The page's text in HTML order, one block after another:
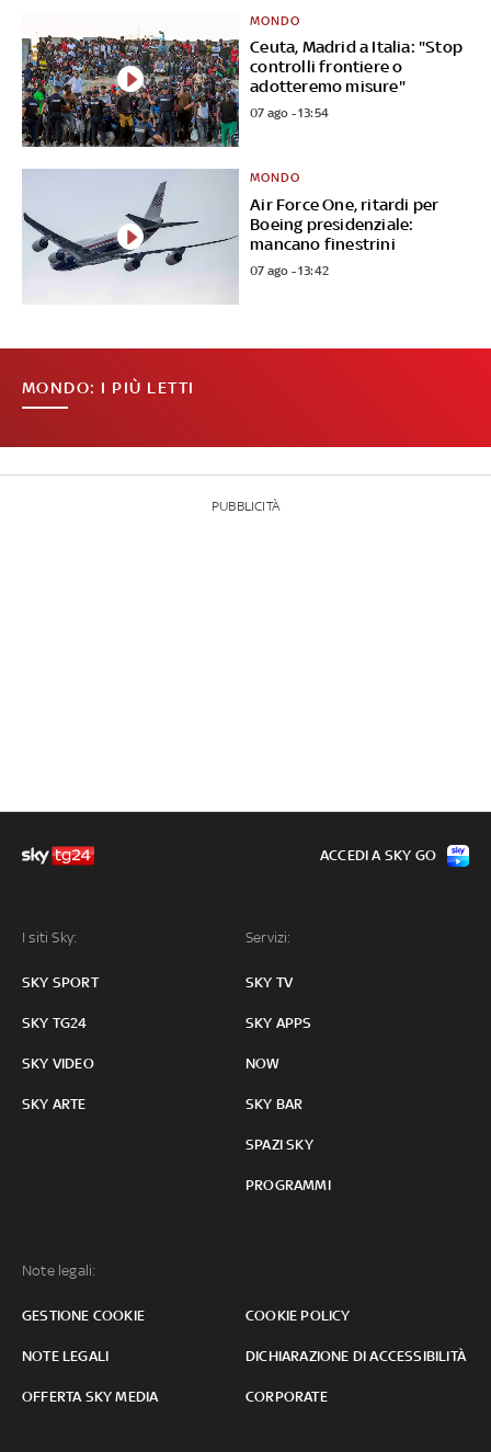
Ceuta, Madrid a Italia: "Stop
controlli frontiere o
adotteremo misure"
MONDO
07 ago - 13:54
Air Force One, ritardi per
Boeing presidenziale:
mancano finestrini
MONDO
07 ago - 13:42
MONDO: I PIÙ LETTI
PUBBLICITÀ
I siti Sky:
SKY SPORT
SKY TG24
SKY VIDEO
SKY ARTE
Servizi:
SKY TV
SKY APPS
NOW
SKY BAR
SPAZI SKY
PROGRAMMI
Note legali:
GESTIONE COOKIE COOKIE POLICY
NOTE LEGALI DICHIARAZIONE DI ACCESSIBILITÀ
OFFERTA SKY MEDIA CORPORATE
ACCEDI A SKY GO